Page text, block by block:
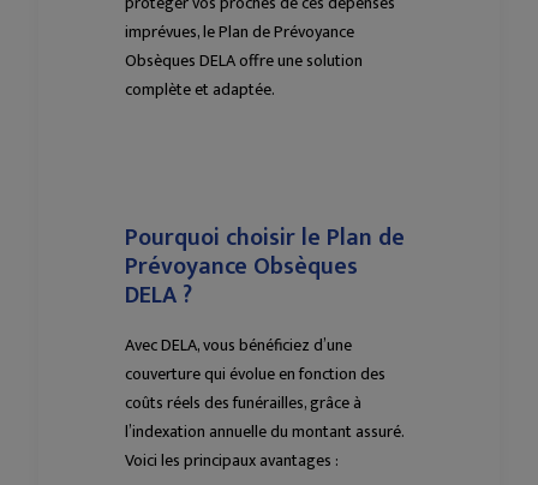
imprévues, le Plan de Prévoyance
Obsèques DELA offre une solution
complète et adaptée.
Pourquoi choisir le Plan de
Prévoyance Obsèques
DELA ?
Avec DELA, vous bénéficiez d’une
couverture qui évolue en fonction des
coûts réels des funérailles, grâce à
l’indexation annuelle du montant assuré.
Voici les principaux avantages :